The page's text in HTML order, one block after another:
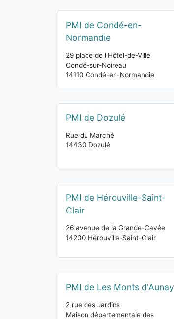
PMI de Condé-en-
Normandie
29 place de l'Hôtel-de-Ville
Condé-sur-Noireau
14110 Condé-en-Normandie
PMI de Dozulé
Rue du Marché
14430 Dozulé
PMI de Hérouville-Saint-
Clair
26 avenue de la Grande-Cavée
14200 Hérouville-Saint-Clair
PMI de Les Monts d'Aunay
2 rue des Jardins
Maison départementale des